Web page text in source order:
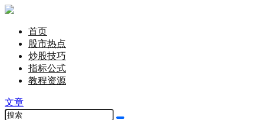
首页
股市热点
炒股技巧
指标公式
教程资源
文章